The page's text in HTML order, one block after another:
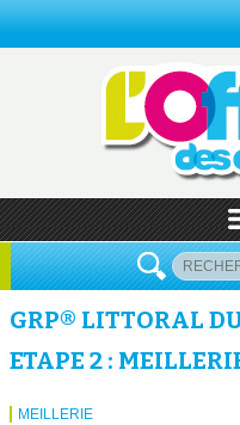
GRP® LITTORAL
ETAPE 2 :
MEILLERIE